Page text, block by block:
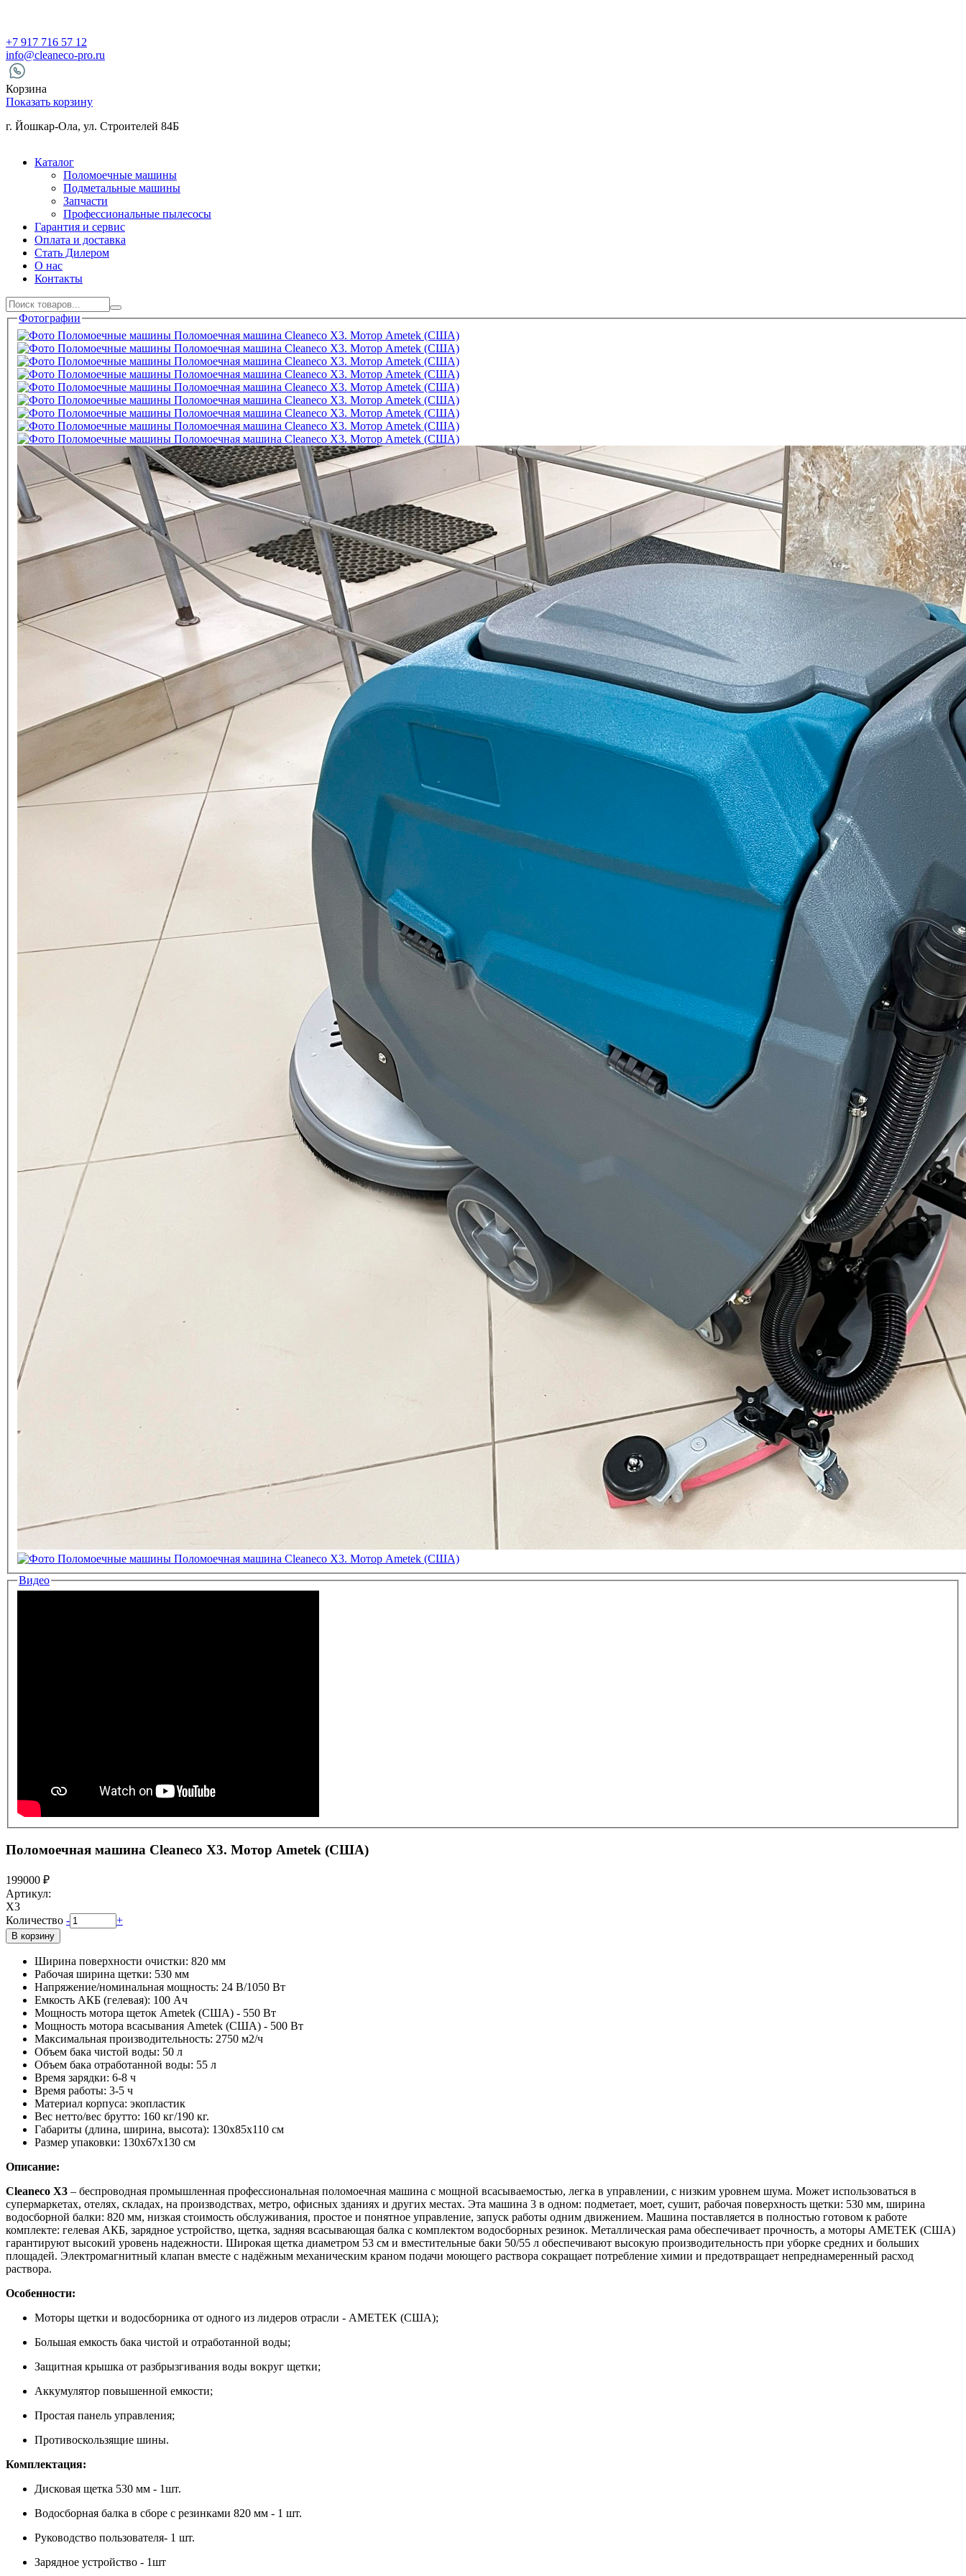
+7 917 716 57 12
info@cleaneco-pro.ru
Корзина
Показать корзину
г. Йошкар-Ола, ул. Строителей 84Б
Каталог
Поломоечные машины
Подметальные машины
Запчасти
Профессиональные пылесосы
Гарантия и сервис
Оплата и доставка
Стать Дилером
О нас
Контакты
Поиск товаров...
Горизонтальные вкладки
Фотографии
Видео
Поломоечная машина Cleaneco X3. Мотор Ametek (США)
199000 ₽
Артикул:
X3
Количество - +
В корзину
Ширина поверхности очистки: 820 мм
Рабочая ширина щетки: 530 мм
Напряжение/номинальная мощность: 24 В/1050 Вт
Емкость АКБ (гелевая): 100 Ач
Мощность мотора щеток Ametek (США) - 550 Вт
Мощность мотора всасывания Ametek (США) - 500 Вт
Максимальная производительность: 2750 м2/ч
Объем бака чистой воды: 50 л
Объем бака отработанной воды: 55 л
Время зарядки: 6-8 ч
Время работы: 3-5 ч
Материал корпуса: экопластик
Вес нетто/вес брутто: 160 кг/190 кг.
Габариты (длина, ширина, высота): 130х85х110 см
Размер упаковки: 130х67х130 см
Описание:
Cleaneco Х3 – беспроводная промышленная профессиональная поломоечная машина с мощной всасываемостью, легка в управлении, с низким уровнем шума. Может использоваться в
супермаркетах, отелях, складах, на производствах, метро, офисных зданиях и других местах. Эта машина 3 в одном: подметает, моет, сушит, рабочая поверхность щетки: 530 мм, ширина
водосборной балки: 820 мм, низкая стоимость обслуживания, простое и понятное управление, запуск работы одним движением. Машина поставляется в полностью готовом к работе
комплекте: гелевая АКБ, зарядное устройство, щетка, задняя всасывающая балка с комплектом водосборных резинок. Металлическая рама обеспечивает прочность, а моторы AMETEK (США)
гарантируют высокий уровень надежности. Широкая щетка диаметром 53 см и вместительные баки 50/55 л обеспечивают высокую производительность при уборке средних и больших
площадей. Электромагнитный клапан вместе с надёжным механическим краном подачи моющего раствора сокращает потребление химии и предотвращает непреднамеренный расход
раствора.
Особенности:
Моторы щетки и водосборника от одного из лидеров отрасли - AMETEK (США);
Большая емкость бака чистой и отработанной воды;
Защитная крышка от разбрызгивания воды вокруг щетки;
Аккумулятор повышенной емкости;
Простая панель управления;
Противоскользящие шины.
Комплектация:
Дисковая щетка 530 мм - 1шт.
Водосборная балка в сборе с резинками 820 мм - 1 шт.
Руководство пользователя- 1 шт.
Зарядное устройство - 1шт